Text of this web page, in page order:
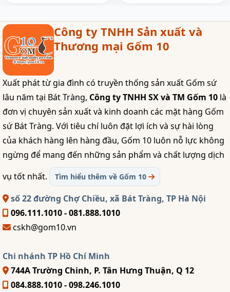
Công ty TNHH Sản xuất và
Thương mại Gốm 10
Xuất phát từ gia đình có truyền thống sản xuất Gốm sứ
lâu năm tại Bát Tràng, Công ty TNHH SX và TM Gốm 10 là
đơn vị chuyên sản xuất và kinh doanh các mặt hàng Gốm
sứ Bát Tràng. Với tiêu chí luôn đặt lợi ích và sự hài lòng
của khách hàng lên hàng đầu, Gốm 10 luôn nỗ lực không
ngừng để mang đến những sản phẩm và chất lượng dịch
vụ tốt nhất.
Tìm hiểu thêm về Gốm 10
số 22 đường Chợ Chiều, xã Bát Tràng, TP Hà Nội
096.111.1010 - 081.888.1010
cskh@gom10.vn
Chi nhánh TP Hồ Chí Minh
744A Trường Chinh, P. Tân Hưng Thuận, Q 12
084.888.1010 - 098.246.1010